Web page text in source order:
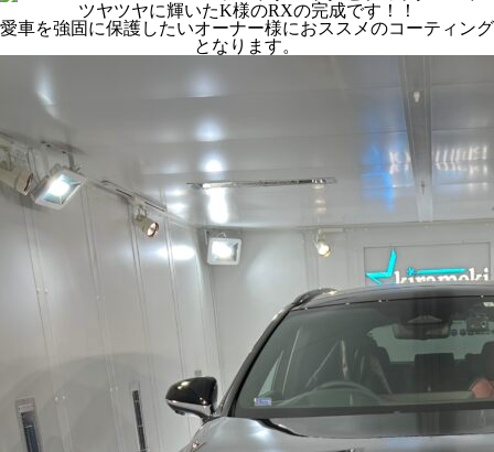
ツヤツヤに輝いたK様のRXの完成です！！
愛車を強固に保護したいオーナー様におススメのコーティング
となります。